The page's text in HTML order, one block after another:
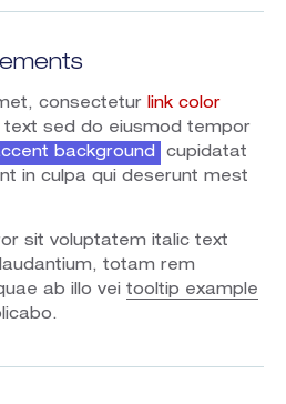
consectetur link color
text sed do eiusmod tempor
background
cupidatat
in culpa qui deserunt mest
sit voluptatem italic text
totam rem
ab illo vei tooltip example